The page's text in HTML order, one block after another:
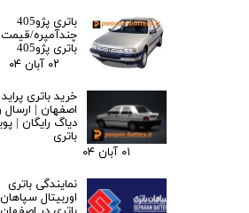
باتری پژو405
چندآمپره/قیمت
باتری پژو405
۰۲ آبان ۰۴
خرید باتری پراید
اصفهان | ارسال
دیاگ رایگان |
باتری
۰۱ آبان ۰۴
نمایندگی باتری
اوربیتال سپاهان